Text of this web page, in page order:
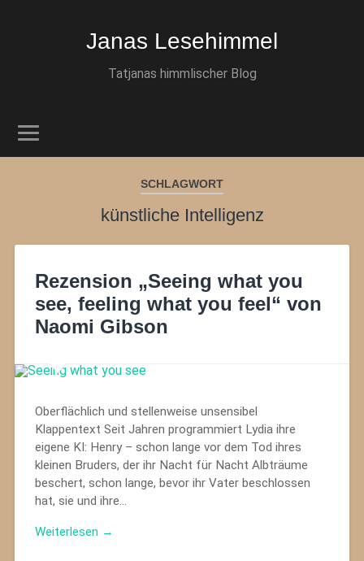
Janas Lesehimmel
Tatjanas himmlischer Blog
SCHLAGWORT
künstliche Intelligenz
Rezension „Seeing what you
see, feeling what you feel“ von
Naomi Gibson
Oberflächlich und stellenweise unsensibel
Klappentext Seit Jahren programmiert Lydia ihre
eigene KI: Henry – schon lange vor dem Tod ihres
kleinen Bruders, der ihr Nacht für Nacht Albträume
beschert, schon lange, bevor ihr Vater beschlossen
hat, sie und ihre…
Weiterlesen →